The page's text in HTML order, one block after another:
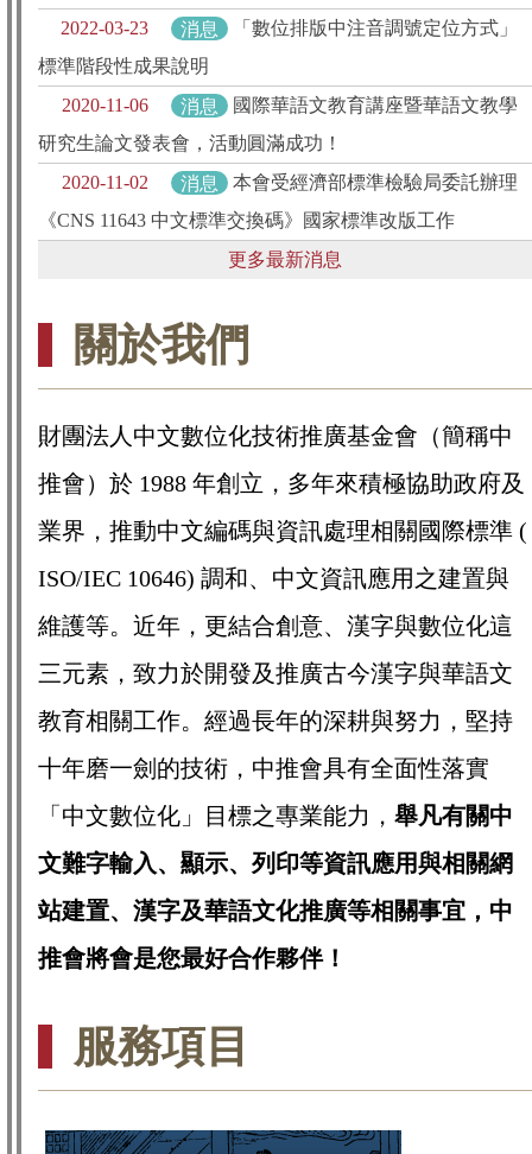
2022-03-23
消息
「數位排版中注音調號定位方式」
標準階段性成果說明
2020-11-06
消息
國際華語文教育講座暨華語文教學
研究生論文發表會，活動圓滿成功！
2020-11-02
消息
本會受經濟部標準檢驗局委託辦理
《CNS 11643 中文標準交換碼》國家標準改版工作
更多最新消息
關於我們
財團法人中文數位化技術推廣基金會（簡稱中
推會）於 1988 年創立，多年來積極協助政府及
業界，推動中文編碼與資訊處理相關國際標準 (
ISO/IEC 10646) 調和、中文資訊應用之建置與
維護等。近年，更結合創意、漢字與數位化這
三元素，致力於開發及推廣古今漢字與華語文
教育相關工作。經過長年的深耕與努力，堅持
十年磨一劍的技術，中推會具有全面性落實
「中文數位化」目標之專業能力， 舉凡有關中
文難字輸入、顯示、列印等資訊應用與相關網
站建置、漢字及華語文化推廣等相關事宜，中
推會將會是您最好合作夥伴！
服務項目